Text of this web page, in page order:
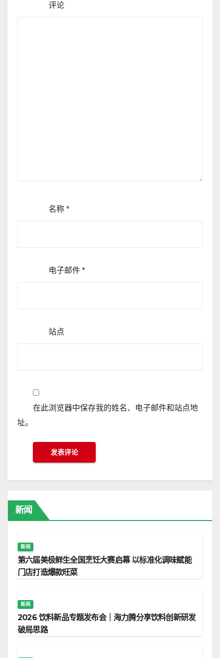
评论
名称 *
电子邮件 *
站点
在此浏览器中保存我的姓名、电子邮件和站点地
址。
新闻
新闻
第六届美极鲜生全国烹饪大赛启幕 以标准化调味赋能
门店打造爆款旺菜
新闻
2026 饮料新品专题发布会｜海力腾分享饮料创新研发
破局思路